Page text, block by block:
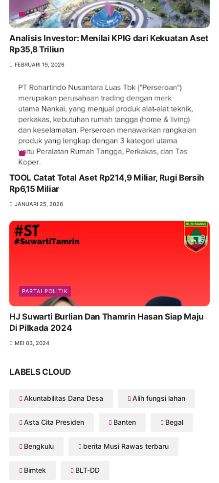
Analisis Investor: Menilai KPIG dari Kekuatan Aset
Rp35,8 Triliun
FEBRUARI 19, 2026
TOOL Catat Total Aset Rp214,9 Miliar, Rugi Bersih
Rp6,15 Miliar
JANUARI 25, 2026
PARTAI POLITIK
HJ Suwarti Burlian Dan Thamrin Hasan Siap Maju
Di Pilkada 2024
MEI 03, 2024
LABELS CLOUD
Akuntabilitas Dana Desa Alih fungsi lahan
Asta Cita Presiden Banten Begal
Bengkulu berita Musi Rawas terbaru
Bimtek BLT-DD